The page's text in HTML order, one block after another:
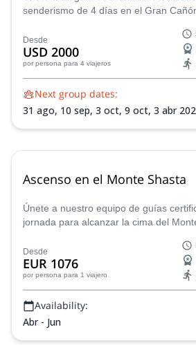
senderismo de 4 días en el Gran
primera mano.
Desde
USD 2000
por persona para 4 viajeros
Next group dates:
31 ago, 10 sep, 3 oct, 9 oct, 3 abr
Ascenso en el Monte Shasta
Únete a nuestro equipo de guías
jornada para alcanzar la cima del
nuestros programas de alpinismo
para principiantes como para
Desde
EUR 1076
por persona para 1 viajero
Availability:
Abr - Jun